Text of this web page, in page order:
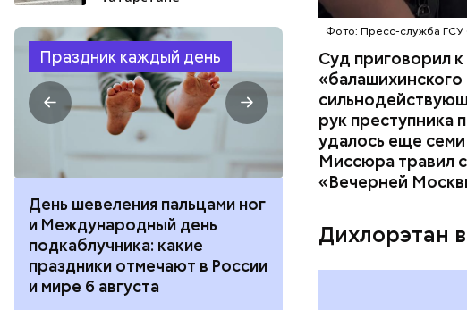
Праздник каждый день
День шевеления пальцами ног
и Международный день
подкаблучника: какие
праздники отмечают в России
и мире 6 августа
горизонта и День
курсанта: какие
отмечают в России
Фото: Пресс-служба ГСУ
Суд приговорил
рук преступника
удалось еще
Миссюра травил
«Вечерней
Дихлорэтан